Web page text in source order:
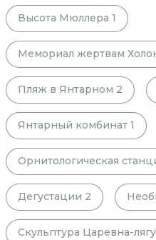
Высота Мюллера 1
Мемориал жертвам
Пляж в Янтарном 2
Янтарный комбинат 1
Орнитологическая
Дегустации 2
Скульптура Царевна-